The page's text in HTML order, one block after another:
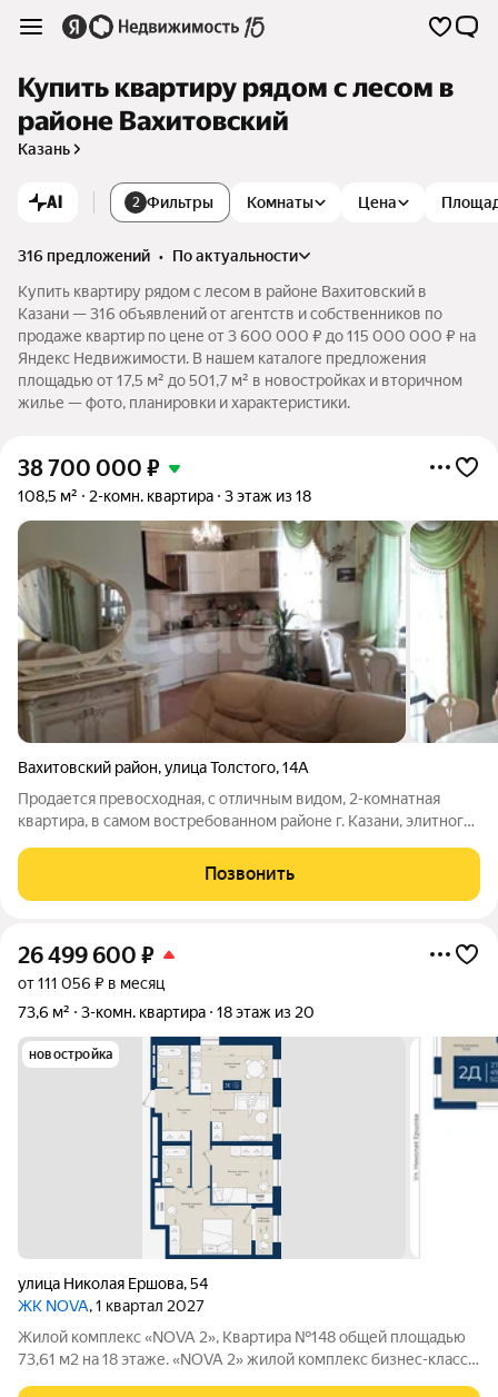
Купить квартиру рядом с лесом в
районе Вахитовский
Казань
AI 2 Фильтры Комнаты Цена
316 предложений •
по актуальности
Купить квартиру рядом с лесом в районе Вахитовский в
Казани — 316 объявлений от агентств и собственников по
продаже квартир по цене от 3 600 000 ₽ до 115 000 000 ₽ на
Яндекс Недвижимости. В нашем каталоге предложения
площадью от 17,5 м² до 501,7 м² в новостройках и вторичном
жилье — фото, планировки и характеристики.
38 700 000 ₽
108,5 м² 2-комн. квартира 3 этаж из 18
Вахитовский район,улица Толстого,14А
Продается превосходная, с отличным видом, 2-комнатная
квартира, в самом востребованном районе г. Казани, элитного
квартиры 108,8 кв.м., также вместе с парковочным местом в
подземном паркинге площадью 20
Позвонить
26 499 600 ₽
от 111 056 ₽ в месяц
73,6 м²
3-комн. квартира 18 этаж из 20
новостройка
улица Николая Ершова,54
ЖК NOVA, 1 квартал 2027
Жилой комплекс «NOVA 2», Квартира №148 общей площадью
73,61 м2 на 18 этаже. «NOVA 2» жилой комплекс бизнес-клаcсa